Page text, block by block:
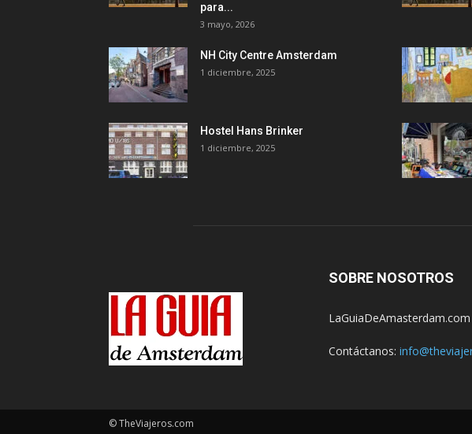
para...
3 mayo, 2026
NH City Centre Amsterdam
1 diciembre, 2025
Hostel Hans Brinker
1 diciembre, 2025
SOBRE NOSOTROS
Contáctanos:
© TheViajeros.com